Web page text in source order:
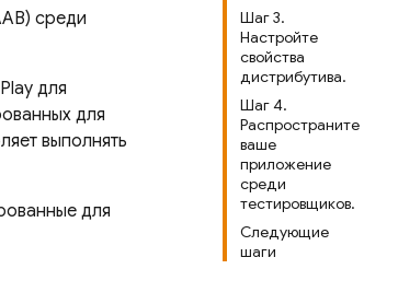
Шаг 3.
Настройте
свойства
дистрибутива.
Шаг 4.
Распространите
ваше
приложение
среди
тестировщиков.
Следующие
шаги
среди
для
для
выполнять
для